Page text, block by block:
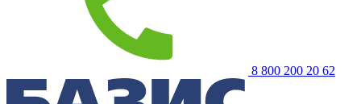
8 800 200 20 62